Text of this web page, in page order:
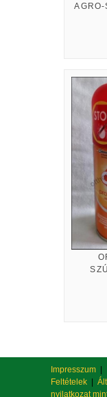
Impresszum
Feltételek
nyilatkozat